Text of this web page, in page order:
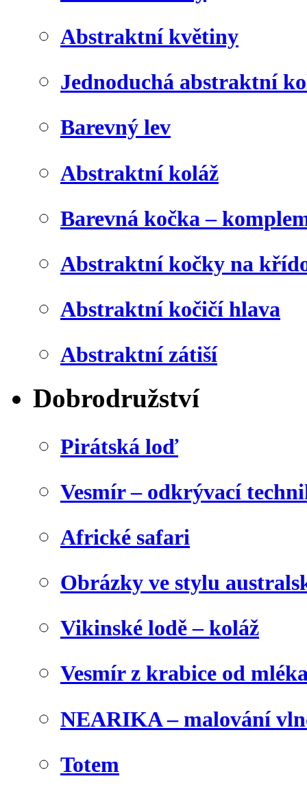
Abstraktní květiny
Jednoduchá abstraktní
Barevný lev
Abstraktní koláž
Barevná kočka –
Abstraktní kočky na
Abstraktní kočičí hlava
Abstraktní zátiší
Dobrodružství
Pirátská loď
Vesmír – odkrývací
Africké safari
Obrázky ve stylu
Vikinské lodě – koláž
Vesmír z krabice od
NEARIKA – malování
Totem